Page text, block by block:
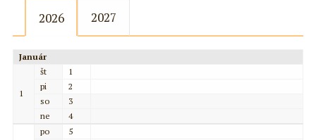
2026 2027
Január
1
št
1
pi
2
so
3
ne
4
po
5